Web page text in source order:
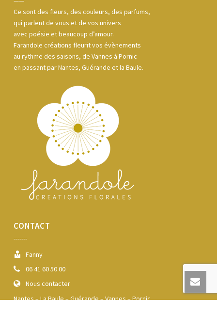
Ce sont des fleurs, des couleurs, des parfums,
qui parlent de vous et de vos univers
avec poésie et beaucoup d’amour.
Farandole créations fleurit vos évènements
au rythme des saisons, de Vannes à Pornic
en passant par Nantes, Guérande et la Baule.
CONTACT
-------
Fanny
06 41 60 50 00
Nous contacter
Nantes – La Baule – Guérande – Vannes – Pornic